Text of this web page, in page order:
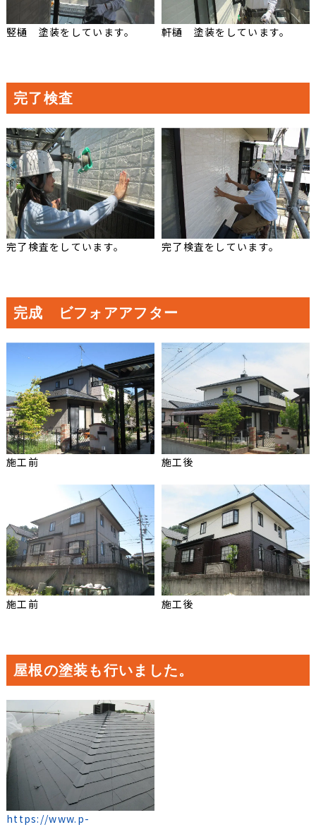
竪樋 塗装をしています。 軒樋 塗装をしています。
完了検査
完了検査をしています。 完了検査をしています。
完成 ビフォアアフター
施工前 施工後
施工前 施工後
屋根の塗装も行いました。
https://www.p-